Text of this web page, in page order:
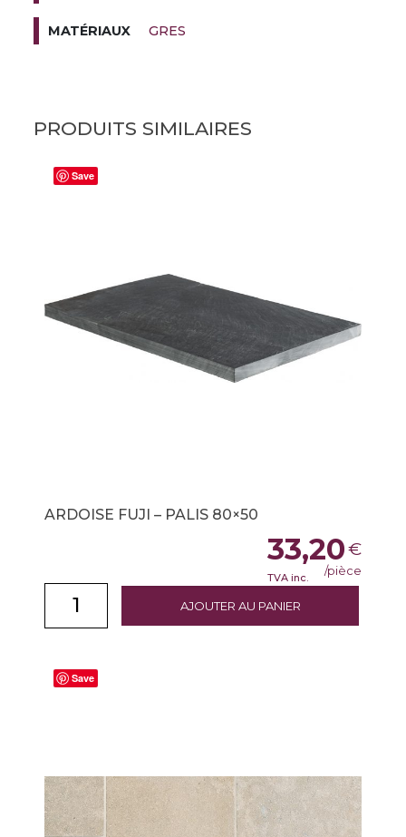
MATÉRIAUX GRES
PRODUITS SIMILAIRES
Save
ARDOISE FUJI – PALIS 80×50
AJOUTER AU PANIER
33,20€
TVA inc. /pièce
Save